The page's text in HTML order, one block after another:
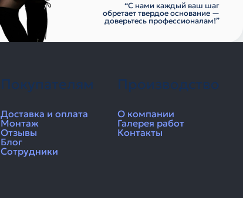
“С нами каждый ваш шаг
обретает твердое основание —
доверьтесь профессионалам!”
Покупателям
Доставка и оплата
Монтаж
Отзывы
Блог
Сотрудники
Производство
О компании
Галерея работ
Контакты